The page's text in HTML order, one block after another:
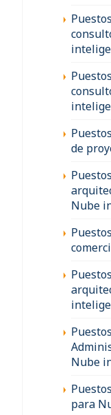
de
Nube
Nube
para